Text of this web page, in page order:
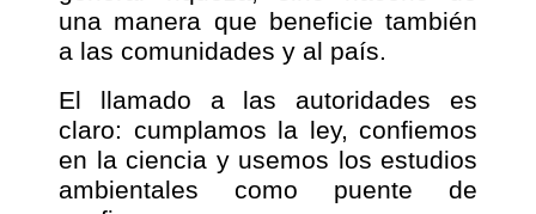
una manera que beneficie también
a las comunidades y al país.
El llamado a las autoridades es
claro: cumplamos la ley, confiemos
en la ciencia y usemos los estudios
ambientales como puente de